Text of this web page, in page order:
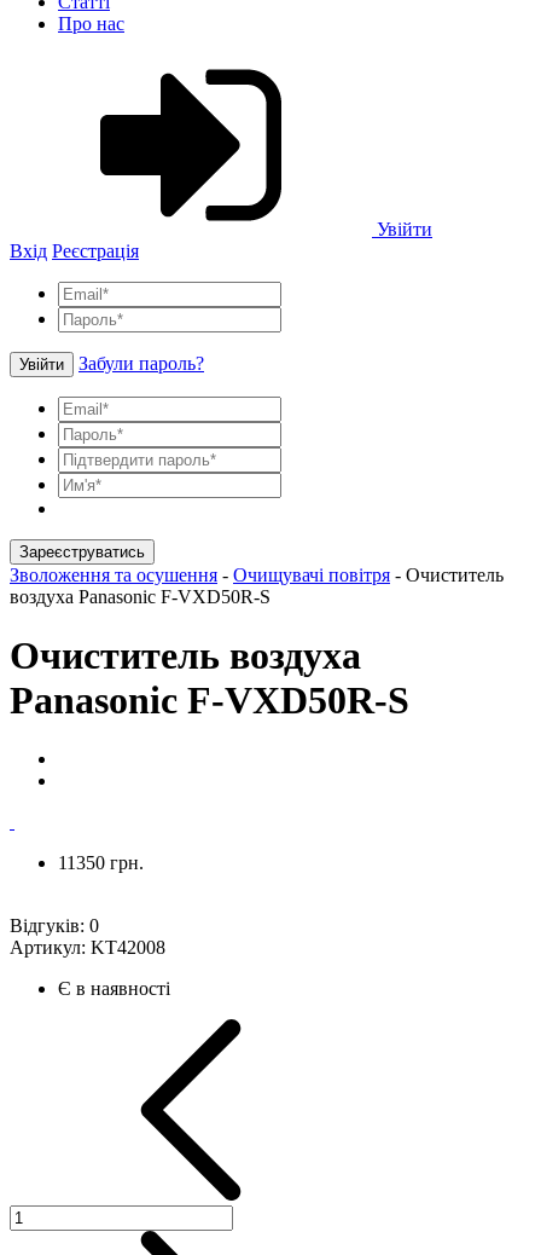
Про нас
Увійти
Вхід Реєстрація
Увійти Забули пароль?
Зареєструватись
Зволоження та осушення - Очищувачі повітря - Очиститель
воздуха Panasonic F-VXD50R-S
Очиститель воздуха
Panasonic F-VXD50R-S
11350 грн.
Відгуків: 0
Артикул: KT42008
Є в наявності